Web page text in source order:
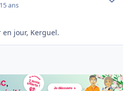
15 ans
jour, Kerguel.